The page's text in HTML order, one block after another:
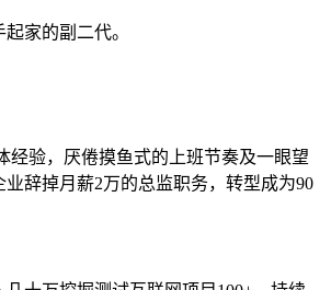
家的副二代。
经验，厌倦摸鱼式的上班节奏及一眼望
辞掉月薪2万的总监职务，转型成为90